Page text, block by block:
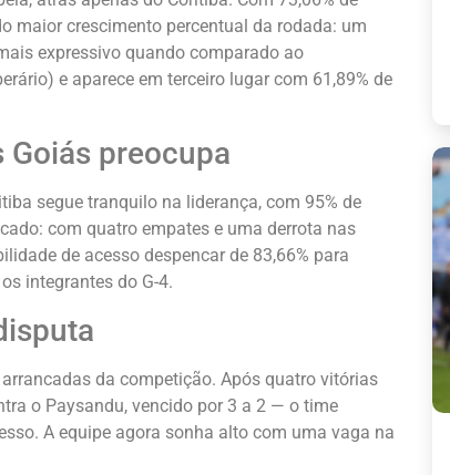
maior crescimento percentual da rodada: um
expressivo quando comparado ao
e aparece em terceiro lugar com 61,89% de
preocupa
segue tranquilo na liderança, com 95% de
com quatro empates e uma derrota nas
de acesso despencar de 83,66% para
integrantes do G-4.
da competição. Após quatro vitórias
o Paysandu, vencido por 3 a 2 — o time
A equipe agora sonha alto com uma vaga na